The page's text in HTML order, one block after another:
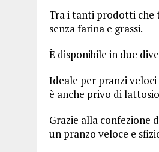
Tra i tanti prodotti che
senza farina e grassi.
È disponibile in due
Ideale per pranzi
è anche privo di
Grazie alla confezione
un pranzo veloce e